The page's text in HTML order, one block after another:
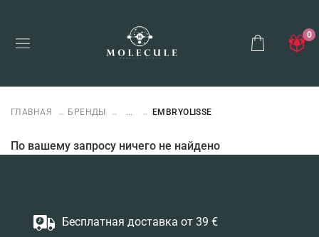
0
ГЛАВНАЯ БРЕНДЫ ... EMBRYOLISSE
По вашему запросу ничего не найдено
Бесплатная доставка от 39 €